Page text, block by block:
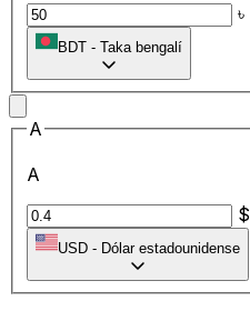
৳
BDT - Taka bengalí
A
A
$
USD - Dólar estadounidense